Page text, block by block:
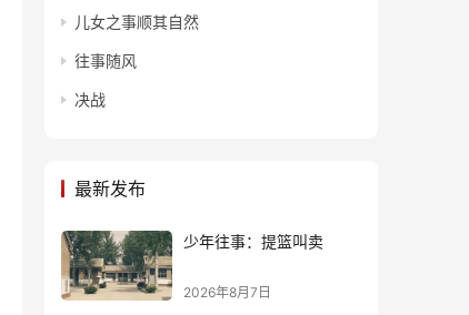
儿女之事顺其自然
往事随风
决战
最新发布
少年往事：提篮叫卖
2026年8月7日